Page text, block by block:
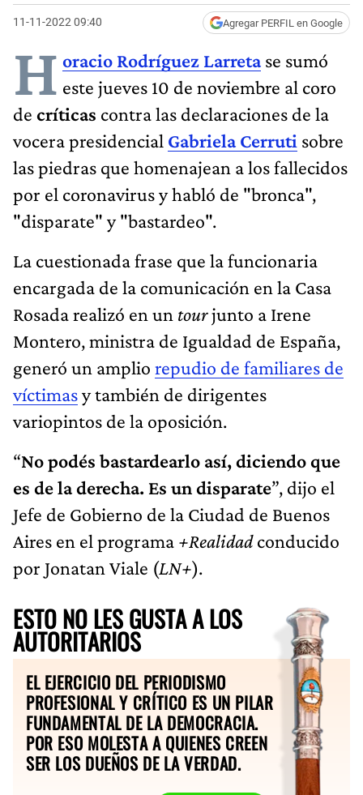
11-11-2022 09:40 Agregar PERFIL en Google
H oracio Rodríguez Larretase sumó
este jueves 10 de noviembre al coro
de críticas contra las declaraciones de la
vocera presidencial Gabriela Cerruti sobre
las piedras que homenajean a los fallecidos
por el coronavirus y habló de "bronca",
"disparate" y "bastardeo".
La cuestionada frase que la funcionaria
encargada de la comunicación en la Casa
Rosada realizó en un tourjunto a Irene
Montero, ministra de Igualdad de España,
generó un amplio repudio de familiares de
víctimasy también de dirigentes
variopintos de la oposición.
“No podés bastardearlo así, diciendo que
es de la derecha. Es un disparate”, dijo el
Jefe de Gobierno de la Ciudad de Buenos
Aires en el programa +Realidadconducido
por Jonatan Viale (LN+).
ESTO NO LES GUSTA A LOS
AUTORITARIOS
EL EJERCICIO DEL PERIODISMO
PROFESIONAL Y CRÍTICO ES UN PILAR
FUNDAMENTAL DE LA DEMOCRACIA.
POR ESO MOLESTA A QUIENES CREEN
SER LOS DUEÑOS DE LA VERDAD.